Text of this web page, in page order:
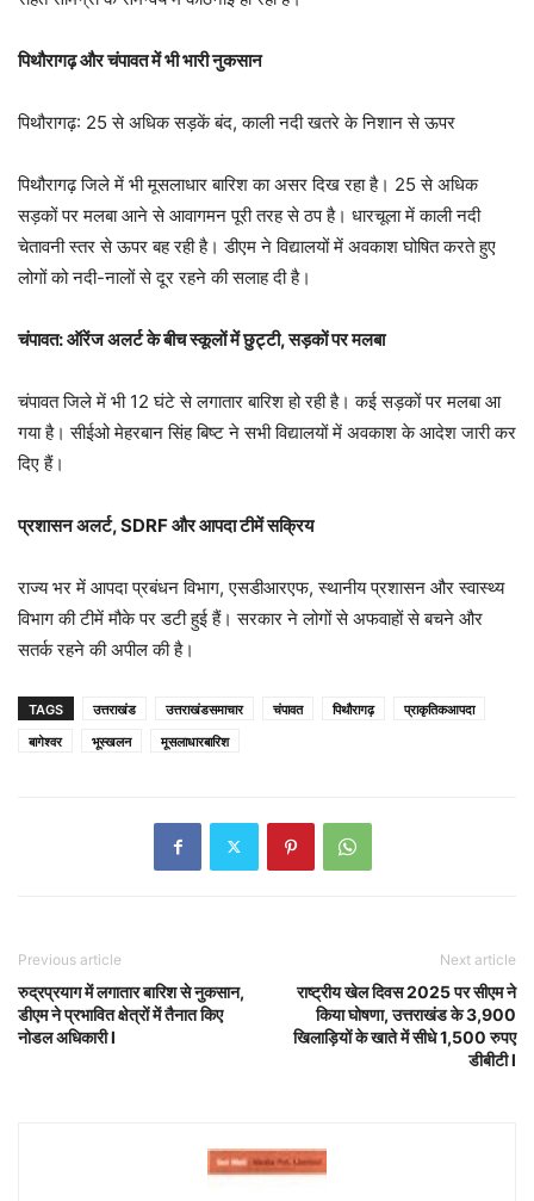
पिथौरागढ़ और चंपावत में भी भारी नुकसान
पिथौरागढ़: 25 से अधिक सड़कें बंद, काली नदी खतरे के निशान से ऊपर
पिथौरागढ़ जिले में भी मूसलाधार बारिश का असर दिख रहा है। 25 से अधिक
सड़कों पर मलबा आने से आवागमन पूरी तरह से ठप है। धारचूला में काली नदी
चेतावनी स्तर से ऊपर बह रही है। डीएम ने विद्यालयों में अवकाश घोषित करते हुए
लोगों को नदी-नालों से दूर रहने की सलाह दी है।
चंपावत: ऑरेंज अलर्ट के बीच स्कूलों में छुट्टी, सड़कों पर मलबा
चंपावत जिले में भी 12 घंटे से लगातार बारिश हो रही है। कई सड़कों पर मलबा आ
गया है। सीईओ मेहरबान सिंह बिष्ट ने सभी विद्यालयों में अवकाश के आदेश जारी कर
दिए हैं।
प्रशासन अलर्ट, SDRF और आपदा टीमें सक्रिय
राज्य भर में आपदा प्रबंधन विभाग, एसडीआरएफ, स्थानीय प्रशासन और स्वास्थ्य
विभाग की टीमें मौके पर डटी हुई हैं। सरकार ने लोगों से अफवाहों से बचने और
सतर्क रहने की अपील की है।
TAGS उत्तराखंड उत्तराखंडसमाचार चंपावत पिथौरागढ़
प्राकृतिकआपदा
बागेश्वर
भूस्खलन मूसलाधारबारिश
Previous article
रुद्रप्रयाग में लगातार बारिश से नुकसान,
डीएम ने प्रभावित क्षेत्रों में तैनात किए
नोडल अधिकारी l
Next article
राष्ट्रीय खेल दिवस 2025 पर सीएम ने
किया घोषणा, उत्तराखंड के 3,900
खिलाड़ियों के खाते में सीधे 1,500 रुपए
डीबीटी l